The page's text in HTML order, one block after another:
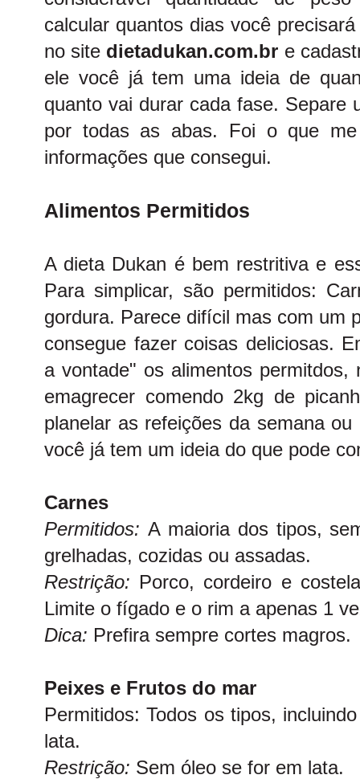
calcular quantos dias você
no site dietadukan.com.br e
ele você já tem uma ideia de
quanto vai durar cada fase. Separe
por todas as abas. Foi o que
informações que consegui.
Alimentos Permitidos
A dieta Dukan é bem restritiva e
Para simplicar, são permitidos:
gordura. Parece difícil mas com um
consegue fazer coisas deliciosas.
a vontade" os alimentos permitdos,
emagrecer comendo 2kg de
planelar as refeições da semana
você já tem um ideia do que pode
Carnes
Permitidos: A maioria dos tipos,
grelhadas, cozidas ou assadas.
Restrição: Porco, cordeiro e
Limite o fígado e o rim a apenas 1
Dica: Prefira sempre cortes magros.
Peixes e Frutos do mar
Permitidos: Todos os tipos,
lata.
Restrição: Sem óleo se for em lata.